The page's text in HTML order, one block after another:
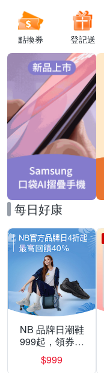
點換券 登記送
每日好康
NB 品牌日潮鞋
999起，領券折
上折 最高回饋
40%
$999